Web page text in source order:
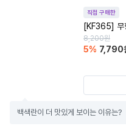
직접 구매한
[KF365] 무
8,200원
5% 7,790
백색란이 더 맛있게 보이는 이유는?